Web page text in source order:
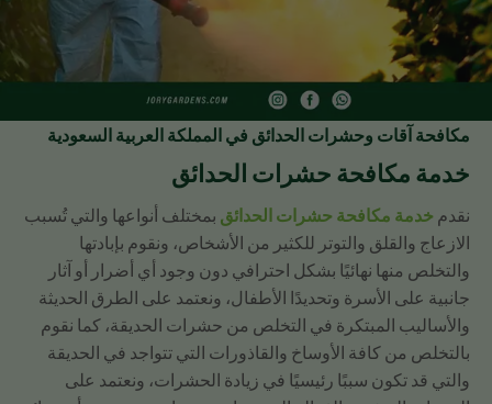
مكافحة آقات وحشرات الحدائق في المملكة العربية السعودية
خدمة مكافحة حشرات الحدائق
نقدم خدمة مكافحة حشرات الحدائق بمختلف أنواعها والتي تُسبب
الازعاج والقلق والتوتر للكثير من الأشخاص، ونقوم بإبادتها
والتخلص منها نهائيًا بشكل احترافي دون وجود أي أضرار أو آثار
جانبية على الأسرة وتحديدًا الأطفال، ونعتمد على الطرق الحديثة
والأساليب المبتكرة في التخلص من حشرات الحديقة، كما نقوم
بالتخلص من كافة الأوساخ والقاذورات التي تتواجد في الحديقة
والتي قد تكون سببًا رئيسيًا في زيادة الحشرات، ونعتمد على